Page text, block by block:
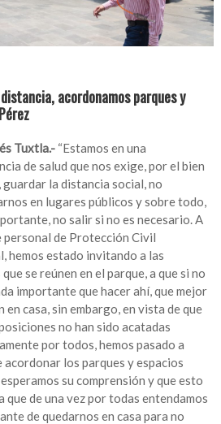
acordonamos parques y
Tuxtla.- “Estamos en una
de salud que nos exige, por el bien
guardar la distancia social, no
en lugares públicos y sobre todo,
no salir si no es necesario. A
personal de Protección Civil
hemos estado invitando a las
se reúnen en el parque, a que si no
importante que hacer ahí, que mejor
en casa, sin embargo, en vista de que
no han sido acatadas
por todos, hemos pasado a
acordonar los parques y espacios
su comprensión y que esto
que de una vez por todas entendamos
de quedarnos en casa para no